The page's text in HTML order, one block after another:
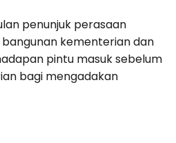
penunjuk perasaan
kementerian dan
pintu masuk sebelum
bagi mengadakan